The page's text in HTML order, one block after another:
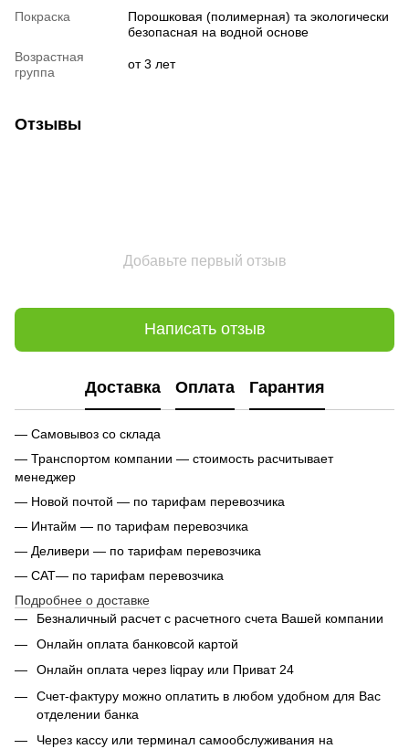
Покраска
Порошковая (полимерная) та экологически
безопасная на водной основе
Возрастная
группа
от 3 лет
Отзывы
Добавьте первый отзыв
Написать отзыв
Доставка Оплата Гарантия
— Самовывоз со склада
— Транспортом компании — стоимость расчитывает
менеджер
— Новой почтой — по тарифам перевозчика
— Интайм — по тарифам перевозчика
— Деливери — по тарифам перевозчика
— САТ— по тарифам перевозчика
Подробнее о доставке
Безналичный расчет с расчетного счета Вашей компании
Онлайн оплата банковсой картой
Онлайн оплата через liqpay или Приват 24
Счет-фактуру можно оплатить в любом удобном для Вас
отделении банка
Через кассу или терминал самообслуживания на